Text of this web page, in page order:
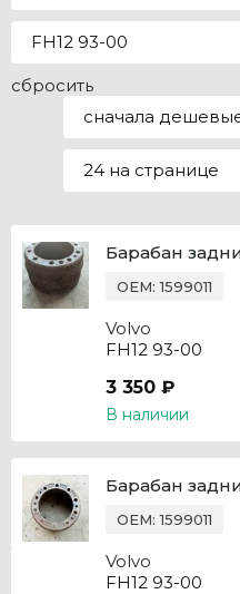
FH12 93-00
сбросить
сначала
24 на странице
Барабан
OEM: 1599011
Volvo
FH12 93-00
3 350 ₽
В наличии
Барабан
OEM: 1599011
Volvo
FH12 93-00